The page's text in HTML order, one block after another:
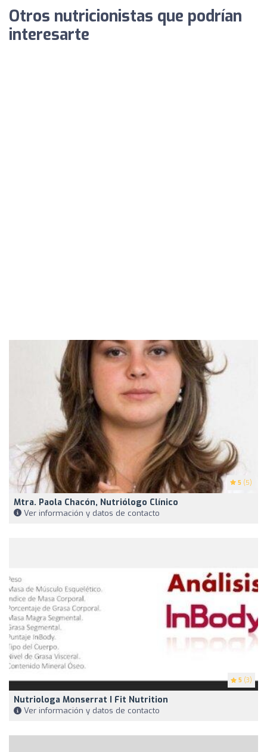
Otros nutricionistas que podrían
interesarte
5 (5)
Mtra. Paola Chacón, Nutriólogo Clínico
Ver información y datos de contacto
5 (3)
Nutriologa Monserrat I Fit Nutrition
Ver información y datos de contacto